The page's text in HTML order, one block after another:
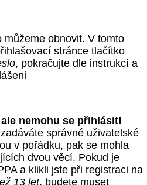
můžeme obnovit. V tomto
stránce tlačítko
, pokračujte dle instrukcí a
nemohu se přihlásit!
správné uživatelské
v pořádku, pak se mohla
dvou věcí. Pokud je
a klikli jste při registraci na
13 let, budete muset